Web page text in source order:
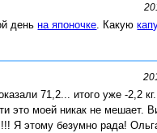
деньна японочке . Какую
71,2... итого уже -2,2
это моей никак не мешает.
Я этому безумно рада!